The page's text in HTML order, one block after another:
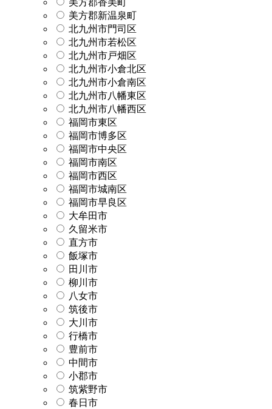
美方郡新温泉町
北九州市門司区
北九州市若松区
北九州市戸畑区
北九州市小倉北区
北九州市小倉南区
北九州市八幡東区
北九州市八幡西区
福岡市東区
福岡市博多区
福岡市中央区
福岡市南区
福岡市西区
福岡市城南区
福岡市早良区
大牟田市
久留米市
直方市
飯塚市
田川市
柳川市
八女市
筑後市
大川市
行橋市
豊前市
中間市
小郡市
筑紫野市
春日市